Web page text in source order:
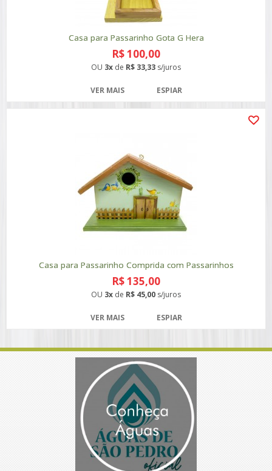
Casa para Passarinho Gota G Hera
R$ 100,00
OU 3x de R$ 33,33 s/juros
VER MAIS ESPIAR
Casa para Passarinho Comprida com Passarinhos
R$ 135,00
OU 3x de R$ 45,00 s/juros
VER MAIS ESPIAR